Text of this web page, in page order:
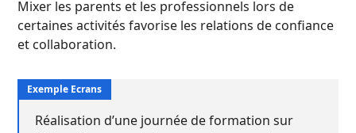
Mixer les parents et les professionnels lors de
certaines activités favorise les relations de confiance
et collaboration.
Réalisation d’une journée de formation sur